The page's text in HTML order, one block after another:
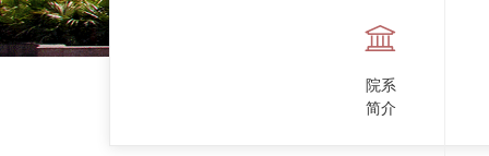
院系
简介